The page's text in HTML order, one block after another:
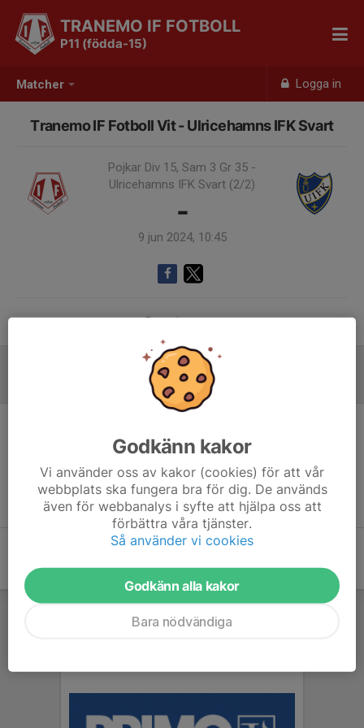
Matcher Logga in
TRANEMO IF FOTBOLL
P11 (födda-15)
Tranemo IF Fotboll Vit - Ulricehamns IFK Svart
Pojkar Div 15, Sam 3 Gr 35 -
Ulricehamns IFK Svart (2/2)
-
9 jun 2024, 10:45
Samling 09:45
Inget referat skrivet
Godkänn kakor
Vi använder oss av kakor (cookies) för att vår
webbplats ska fungera bra för dig. De används
även för webbanalys i syfte att hjälpa oss att
förbättra våra tjänster.
Så använder vi cookies
Godkänn alla kakor
Bara nödvändiga